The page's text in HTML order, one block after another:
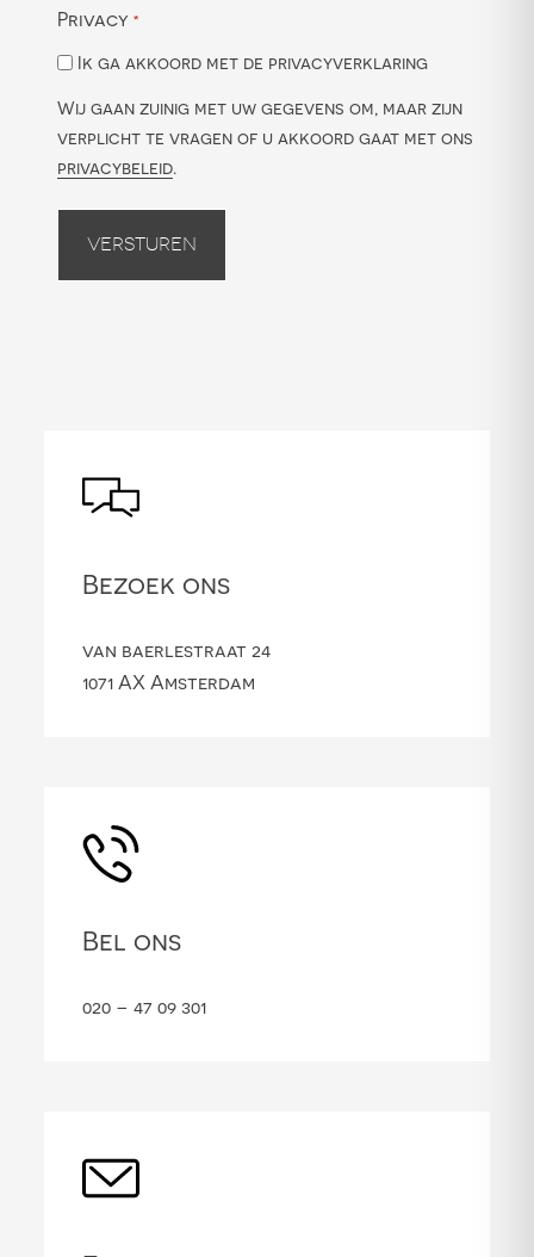
Privacy *
Ik ga akkoord met de privacyverklaring
Wij gaan zuinig met uw gegevens om, maar zijn
verplicht te vragen of u akkoord gaat met ons
privacybeleid.
Versturen
Bezoek ons
van baerlestraat 24
1071 AX Amsterdam
Bel ons
020 – 47 09 301